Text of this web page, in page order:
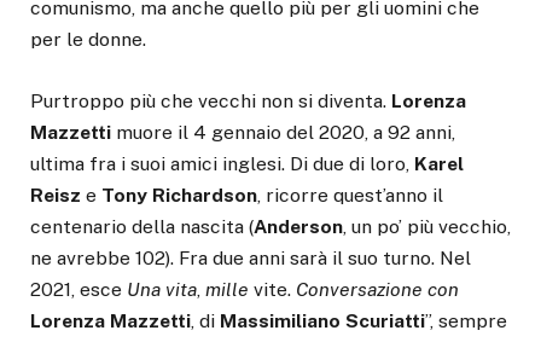
comunismo, ma anche quello più per gli uomini che
per le donne.
Purtroppo più che vecchi non si diventa. Lorenza
Mazzetti muore il 4 gennaio del 2020, a 92 anni,
ultima fra i suoi amici inglesi. Di due di loro, Karel
Reisz e Tony Richardson , ricorre quest’anno il
centenario della nascita (Anderson , un po’ più vecchio,
ne avrebbe 102). Fra due anni sarà il suo turno. Nel
2021, esce Una vita mille vite. Conversazione con
Lorenza Mazzetti , di Massimiliano Scuriatti”, sempre